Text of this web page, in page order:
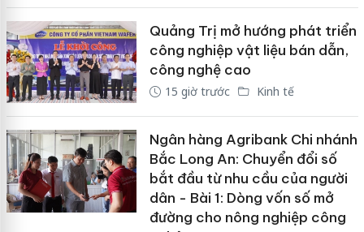
Quảng Trị mở hướng phát triển
công nghiệp vật liệu bán dẫn,
công nghệ cao
15 giờ trước Kinh tế
Ngân hàng Agribank Chi nhánh
Bắc Long An: Chuyển đổi số
bắt đầu từ nhu cầu của người
dân - Bài 1: Dòng vốn số mở
đường cho nông nghiệp công